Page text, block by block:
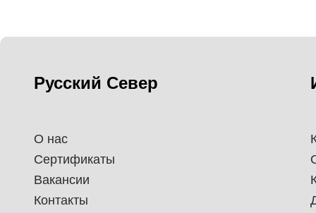
Русский Север
О нас
Сертификаты
Вакансии
Контакты